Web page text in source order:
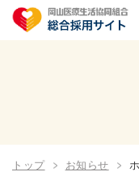
トップ お知らせ